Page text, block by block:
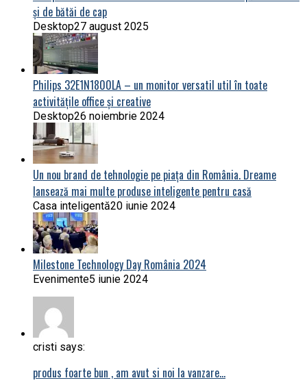
și de bătăi de cap
Desktop27 august 2025
Philips 32E1N1800LA – un monitor versatil util în toate
activitățile office și creative
Desktop26 noiembrie 2024
Un nou brand de tehnologie pe piața din România. Dreame
lansează mai multe produse inteligente pentru casă
Casa inteligentă20 iunie 2024
Milestone Technology Day România 2024
Evenimente5 iunie 2024
cristi says:
produs foarte bun , am avut si noi la vanzare…